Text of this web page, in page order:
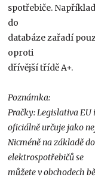
spotřebiče.
do
databáze zařadí
oproti
dřívější třídě A+.
Poznámka:
Pračky: Legislativa
oficiálně určuje jako
Nicméně na základě
elektrospotřebičů se
můžete v obchodech